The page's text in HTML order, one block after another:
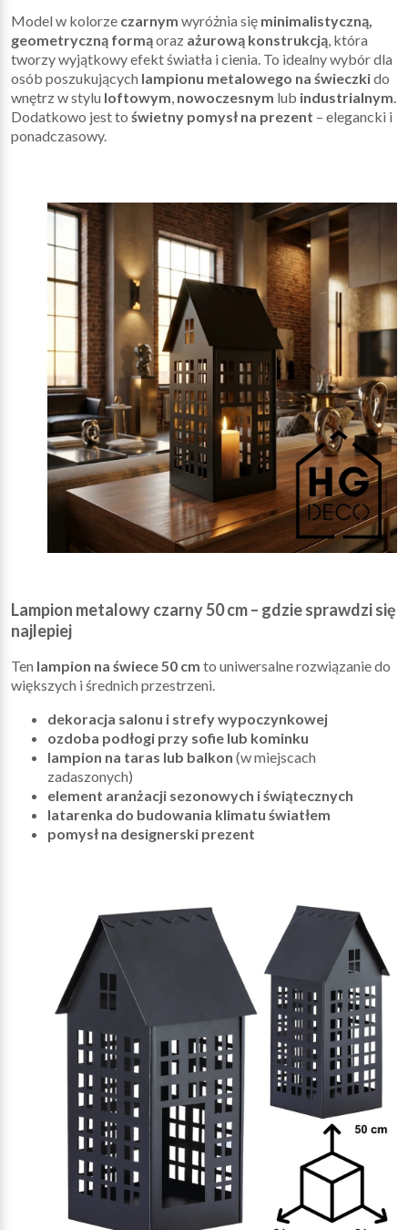
Model w kolorze czarnym wyróżnia się minimalistyczną,
geometryczną formąoraz ażurową konstrukcją, która
tworzy wyjątkowy efekt światła i cienia. To idealny wybór dla
osób poszukujących lampionu metalowego na świeczkido
wnętrz w stylu loftowym, nowoczesnym lub industrialnym.
Dodatkowo jest to świetny pomysł na prezent – elegancki i
ponadczasowy.
Lampion metalowy czarny 50 cm – gdzie sprawdzi się
najlepiej
Ten lampion na świece 50 cm to uniwersalne rozwiązanie do
większych i średnich przestrzeni.
dekoracja salonu i strefy wypoczynkowej
ozdoba podłogi przy sofie lub kominku
lampion na taras lub balkon (w miejscach
zadaszonych)
element aranżacji sezonowych i świątecznych
latarenka do budowania klimatu światłem
pomysł na designerski prezent